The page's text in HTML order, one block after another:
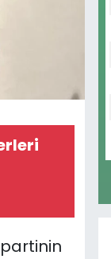
partinin